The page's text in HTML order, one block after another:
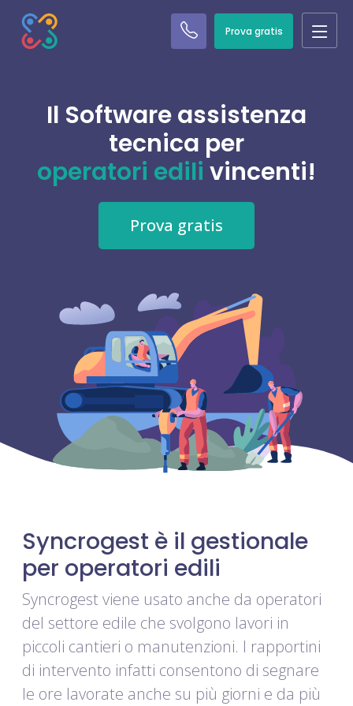
Prova gratis
Il Software assistenza
tecnica per
operatori edili vincenti!
Prova gratis
Syncrogest è il gestionale
per operatori edili
Syncrogest viene usato anche da operatori
del settore edile che svolgono lavori in
piccoli cantieri o manutenzioni. I rapportini
di intervento infatti consentono di segnare
le ore lavorate anche su più giorni e da più